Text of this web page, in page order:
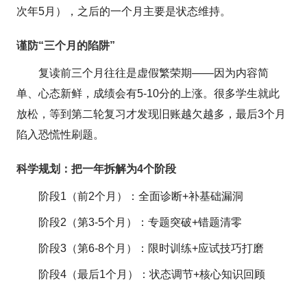
次年5月），之后的一个月主要是状态维持。
谨防“三个月的陷阱”
复读前三个月往往是虚假繁荣期——因为内容简
单、心态新鲜，成绩会有5-10分的上涨。很多学生就此
放松，等到第二轮复习才发现旧账越欠越多，最后3个月
陷入恐慌性刷题。
科学规划：把一年拆解为4个阶段
阶段1（前2个月）：全面诊断+补基础漏洞
阶段2（第3-5个月）：专题突破+错题清零
阶段3（第6-8个月）：限时训练+应试技巧打磨
阶段4（最后1个月）：状态调节+核心知识回顾